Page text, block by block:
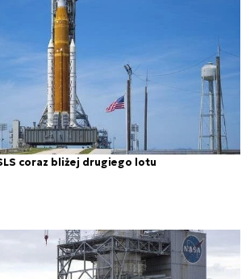
coraz bliżej drugiego lotu